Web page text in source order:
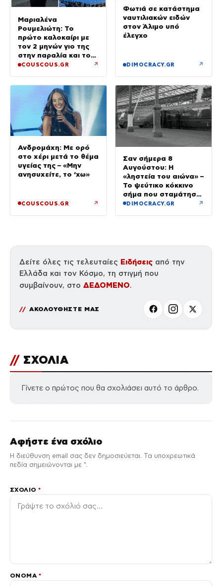
Μαριαλένα
Ρουμελιώτη: Το
πρώτο καλοκαίρι με
τον 2 μηνών γιο της
στην παραλία και το
τρυφερό βίντεο
COUSCOUS.GR ↗
Φωτιά σε κατάστημα
ναυτιλιακών ειδών
στον Άλιμο υπό
έλεγχο
DIMOCRACY.GR ↗
Ανδρομάχη: Με ορό
στο χέρι μετά το θέμα
υγείας της – «Μην
ανησυχείτε, το ‘χω»
COUSCOUS.GR ↗
Σαν σήμερα 8
Αυγούστου: Η
«ληστεία του αιώνα» –
Το ψεύτικο κόκκινο
σήμα που σταμάτησε
τρένο με 2,6 εκατ.
DIMOCRACY.GR ↗
Δείτε όλες τις τελευταίες Ειδήσεις από την
Ελλάδα και τον Κόσμο, τη στιγμή που
συμβαίνουν, στο ΔΕΔΟΜΕΝΟ.
ΑΚΟΛΟΥΘΗΣΤΕ ΜΑΣ
// ΣΧΟΛΙΑ
Γίνετε ο πρώτος που θα σχολιάσει αυτό το άρθρο.
Αφήστε ένα σχόλιο
Η διεύθυνση email σας δεν δημοσιεύεται. Τα υποχρεωτικά
πεδία σημειώνονται με *.
ΣΧΌΛΙΟ*
ΌΝΟΜΑ *